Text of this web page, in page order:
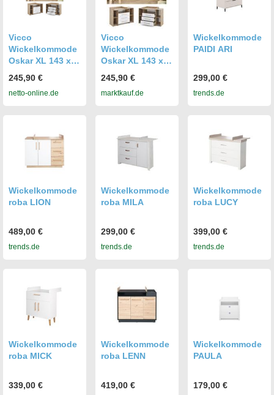
Vicco
Wickelkommode
Oskar XL 143 x
Weiß, inklusive
Wickelauflage
245,90 €
netto-online.de
Vicco
Wickelkommode
Oskar XL 143 x
Weiß, inklusive
Wickelauflage
245,90 €
marktkauf.de
Wickelkommode
PAIDI ARI
299,00 €
trends.de
Wickelkommode
roba LION
489,00 €
trends.de
Wickelkommode
roba MILA
299,00 €
trends.de
Wickelkommode
roba LUCY
399,00 €
trends.de
Wickelkommode
roba MICK
339,00 €
Wickelkommode
roba LENN
419,00 €
Wickelkommode
PAULA
179,00 €